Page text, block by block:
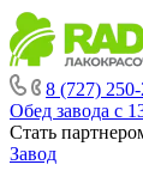
8 (727) 250-
Обед завода с
Стать
Завод